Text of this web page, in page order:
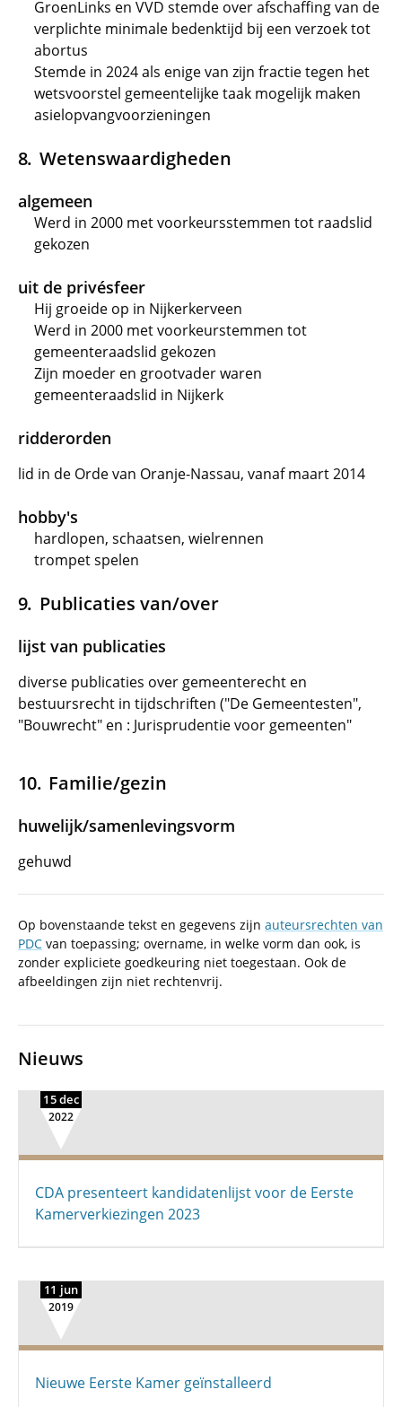
GroenLinks en VVD stemde over afschaffing van de
verplichte minimale bedenktijd bij een verzoek tot
abortus
Stemde in 2024 als enige van zijn fractie tegen het
wetsvoorstel gemeentelijke taak mogelijk maken
asielopvangvoorzieningen
Wetenswaardigheden
algemeen
Werd in 2000 met voorkeursstemmen tot raadslid
gekozen
uit de privésfeer
Hij groeide op in Nijkerkerveen
Werd in 2000 met voorkeurstemmen tot
gemeenteraadslid gekozen
Zijn moeder en grootvader waren
gemeenteraadslid in Nijkerk
ridderorden
lid in de Orde van Oranje-Nassau, vanaf maart 2014
hobby's
hardlopen, schaatsen, wielrennen
trompet spelen
Publicaties van/over
lijst van publicaties
diverse publicaties over gemeenterecht en
bestuursrecht in tijdschriften ("De Gemeentesten",
"Bouwrecht" en : Jurisprudentie voor gemeenten"
Familie/gezin
huwelijk/samenlevingsvorm
gehuwd
Op bovenstaande tekst en gegevens zijn auteursrechten van
PDC van toepassing; overname, in welke vorm dan ook, is
zonder expliciete goedkeuring niet toegestaan. Ook de
afbeeldingen zijn niet rechtenvrij.
Nieuws
15 dec
2022
CDA presenteert kandidatenlijst voor de Eerste
Kamerverkiezingen 2023
11 jun
2019
Nieuwe Eerste Kamer geïnstalleerd